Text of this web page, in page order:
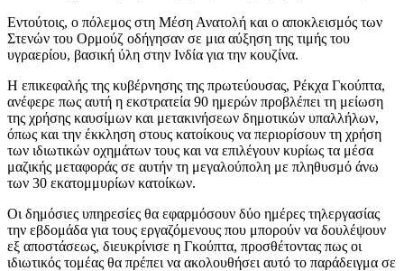
Εντούτοις, ο πόλεμος στη Μέση Ανατολή και ο αποκλεισμός των
Στενών του Ορμούζ οδήγησαν σε μια αύξηση της τιμής του
υγραερίου, βασική ύλη στην Ινδία για την κουζίνα.
Η επικεφαλής της κυβέρνησης της πρωτεύουσας, Ρέκχα Γκούπτα,
ανέφερε πως αυτή η εκστρατεία 90 ημερών προβλέπει τη μείωση
της χρήσης καυσίμων και μετακινήσεων δημοτικών υπαλλήλων,
όπως και την έκκληση στους κατοίκους να περιορίσουν τη χρήση
των ιδιωτικών οχημάτων τους και να επιλέγουν κυρίως τα μέσα
μαζικής μεταφοράς σε αυτήν τη μεγαλούπολη με πληθυσμό άνω
των 30 εκατομμυρίων κατοίκων.
Οι δημόσιες υπηρεσίες θα εφαρμόσουν δύο ημέρες τηλεργασίας
την εβδομάδα για τους εργαζόμενους που μπορούν να δουλέψουν
εξ αποστάσεως, διευκρίνισε η Γκούπτα, προσθέτοντας πως οι
ιδιωτικός τομέας θα πρέπει να ακολουθήσει αυτό το παράδειγμα σε